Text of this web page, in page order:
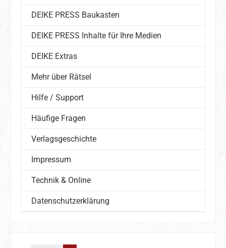
DEIKE PRESS Baukasten
DEIKE PRESS Inhalte für Ihre Medien
DEIKE Extras
Mehr über Rätsel
Hilfe / Support
Häufige Fragen
Verlagsgeschichte
Impressum
Technik & Online
Datenschutzerklärung